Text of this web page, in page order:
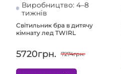
Виробництво: 4–8
тижнів
Світильник бра в дитячу
кімнату лед TWIRL
5720грн. 7274грн.